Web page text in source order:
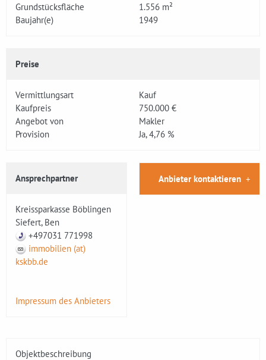
Grundstücksfläche
1.556 m²
Baujahr(e)
1949
Preise
Vermittlungsart
Kauf
Kaufpreis
750.000 €
Angebot von
Makler
Provision
Ja, 4,76 %
Ansprechpartner
Kreissparkasse Böblingen
Siefert, Ben
+497031 771998
immobilien (at)
kskbb.de
Impressum des Anbieters
Anbieter kontaktieren
Objektbeschreibung